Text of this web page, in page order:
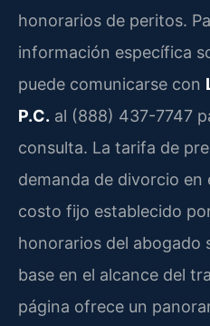
honorarios de peritos.
información específica
puede comunicarse con
P.C. al (888) 437-7747
consulta. La tarifa de
demanda de divorcio en
costo fijo establecido
honorarios del abogado
base en el alcance del
página ofrece un